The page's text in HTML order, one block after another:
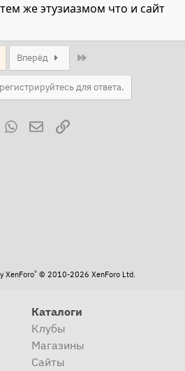
же этузиазмом что и сайт
Вперёд
для ответа.
WhatsAppЭлектронная почта
Ссылка
XenForo® © 2010-2026 XenForo Ltd.
Каталоги
Клубы
Магазины
Сайты